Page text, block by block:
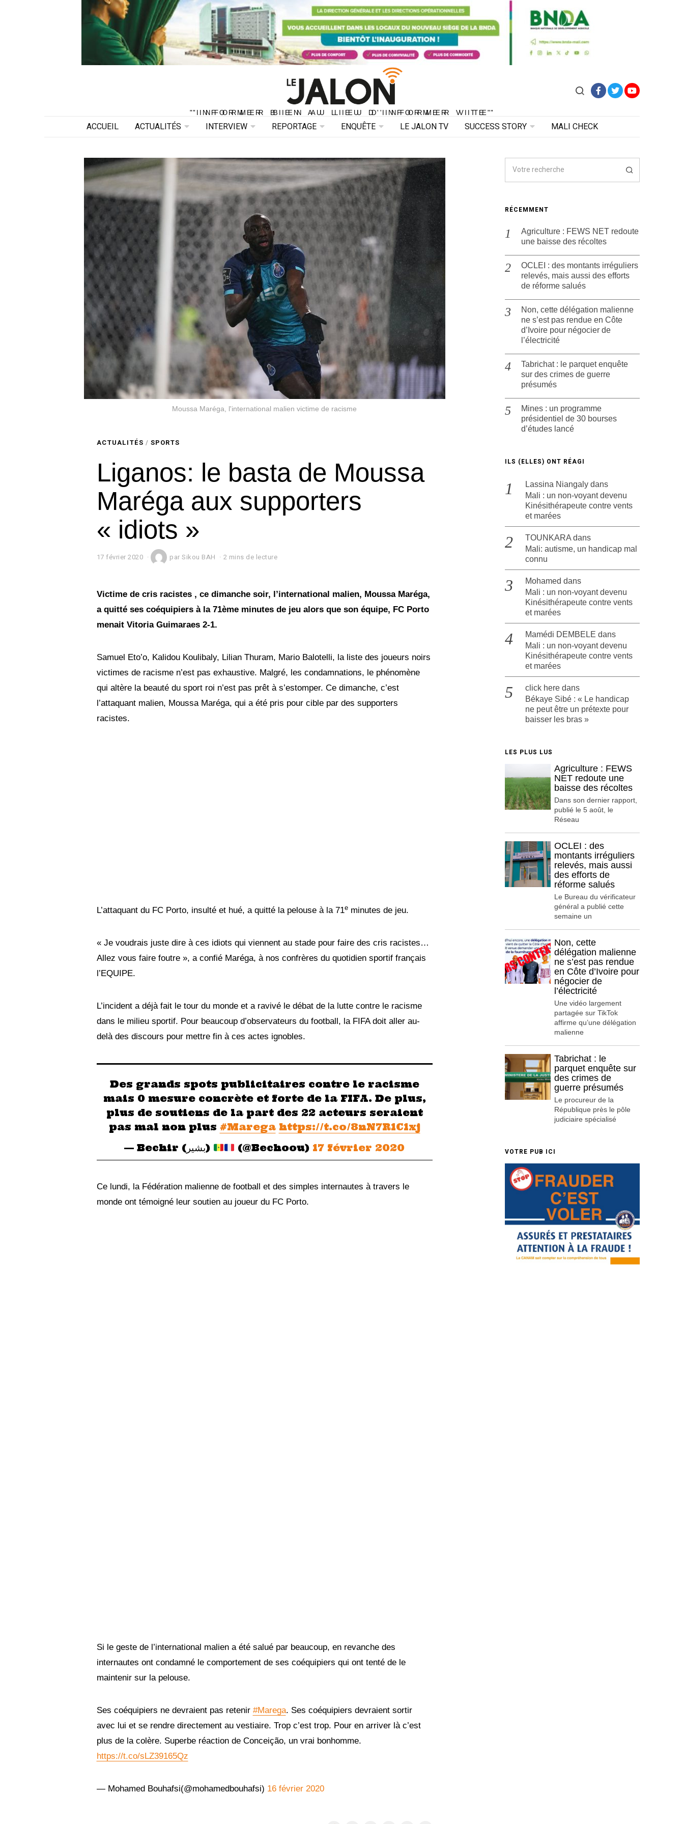
"INFORMER BIEN AU LIEU D'INFORMER VITE"
"INFORMER BIEN AU LIEU D'INFORMER VITE"
ACCUEIL ACTUALITÉS INTERVIEW REPORTAGE ENQUÊTE LE JALON TV SUCCESS STORY MALI CHECK
Moussa Maréga, l'international malien victime de racisme
ACTUALITÉS / SPORTS
Liganos: le basta de Moussa
Maréga aux supporters
« idiots »
17 février 2020
v
i
e
r
2
par Sikou BAH 2 mins de lecture
Victime de cris racistes , ce dimanche soir, l’international malien, Moussa Maréga,
a quitté ses coéquipiers à la 71ème minutes de jeu alors que son équipe, FC Porto
menait Vitoria Guimaraes 2-1.
Samuel Eto’o, Kalidou Koulibaly, Lilian Thuram, Mario Balotelli, la liste des joueurs noirs
victimes de racisme n’est pas exhaustive. Malgré, les condamnations, le phénomène
qui altère la beauté du sport roi n’est pas prêt à s’estomper. Ce dimanche, c’est
l’attaquant malien, Moussa Maréga, qui a été pris pour cible par des supporters
racistes.
L’attaquant du FC Porto, insulté et hué, a quitté la pelouse à la 71eminutes de jeu.
« Je voudrais juste dire à ces idiots qui viennent au stade pour faire des cris racistes…
Allez vous faire foutre », a confié Maréga, à nos confrères du quotidien sportif français
l’EQUIPE.
L’incident a déjà fait le tour du monde et a ravivé le débat de la lutte contre le racisme
dans le milieu sportif. Pour beaucoup d’observateurs du football, la FIFA doit aller au-
delà des discours pour mettre fin à ces actes ignobles.
Des grands spots publicitaires contre le racisme
mais 0 mesure concrète et forte de la FIFA. De plus,
plus de soutiens de la part des 22 acteurs seraient
pas mal non plus #Marega https://t.co/8nN7R1C1xj
— Bechir (بشير)
(@Bechoou) 17 février 2020
Ce lundi, la Fédération malienne de football et des simples internautes à travers le
monde ont témoigné leur soutien au joueur du FC Porto.
Si le geste de l’international malien a été salué par beaucoup, en revanche des
internautes ont condamné le comportement de ses coéquipiers qui ont tenté de le
maintenir sur la pelouse.
Ses coéquipiers ne devraient pas retenir #Marega. Ses coéquipiers devraient sortir
avec lui et se rendre directement au vestiaire. Trop c’est trop. Pour en arriver là c’est
plus de la colère. Superbe réaction de Conceição, un vrai bonhomme.
https://t.co/sLZ39165Qz
— Mohamed Bouhafsi(@mohamedbouhafsi) 16 février 2020
RÉCEMMENT
Agriculture : FEWS NET redoute
une baisse des récoltes
OCLEI : des montants irréguliers
relevés, mais aussi des efforts
de réforme salués
Non, cette délégation malienne
ne s’est pas rendue en Côte
d’Ivoire pour négocier de
l’électricité
Tabrichat : le parquet enquête
sur des crimes de guerre
présumés
Mines : un programme
présidentiel de 30 bourses
d’études lancé
ILS (ELLES) ONT RÉAGI
Lassina Niangaly dans
Mali : un non-voyant devenu
Kinésithérapeute contre vents
et marées
TOUNKARA dans
Mali: autisme, un handicap mal
connu
Mohamed dans
Mali : un non-voyant devenu
Kinésithérapeute contre vents
et marées
Mamédi DEMBELE dans
Mali : un non-voyant devenu
Kinésithérapeute contre vents
et marées
click here dans
Békaye Sibé : « Le handicap
ne peut être un prétexte pour
baisser les bras »
LES PLUS LUS
Agriculture : FEWS
NET redoute une
baisse des récoltes
Dans son dernier rapport,
publié le 5 août, le
Réseau
OCLEI : des
montants irréguliers
relevés, mais aussi
des efforts de
réforme salués
Le Bureau du vérificateur
général a publié cette
semaine un
Non, cette
délégation malienne
ne s’est pas rendue
en Côte d’Ivoire pour
négocier de
l’électricité
Une vidéo largement
partagée sur TikTok
affirme qu’une délégation
malienne
Tabrichat : le
parquet enquête sur
des crimes de
guerre présumés
Le procureur de la
République près le pôle
judiciaire spécialisé
VOTRE PUB ICI